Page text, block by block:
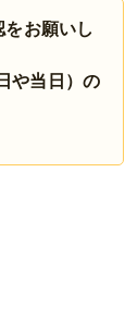
お願いし
や当日）の